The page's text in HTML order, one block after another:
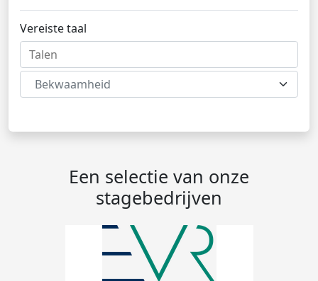
Vereiste taal
Bekwaamheid
Een selectie van onze
stagebedrijven